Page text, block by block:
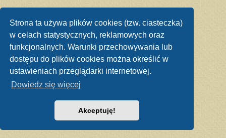
Strona ta używa plików cookies (tzw. ciasteczka)
w celach statystycznych, reklamowych oraz
funkcjonalnych. Warunki przechowywania lub
dostępu do plików cookies można określić w
ustawieniach przeglądarki internetowej.
Dowiedz się więcej
Akceptuję!